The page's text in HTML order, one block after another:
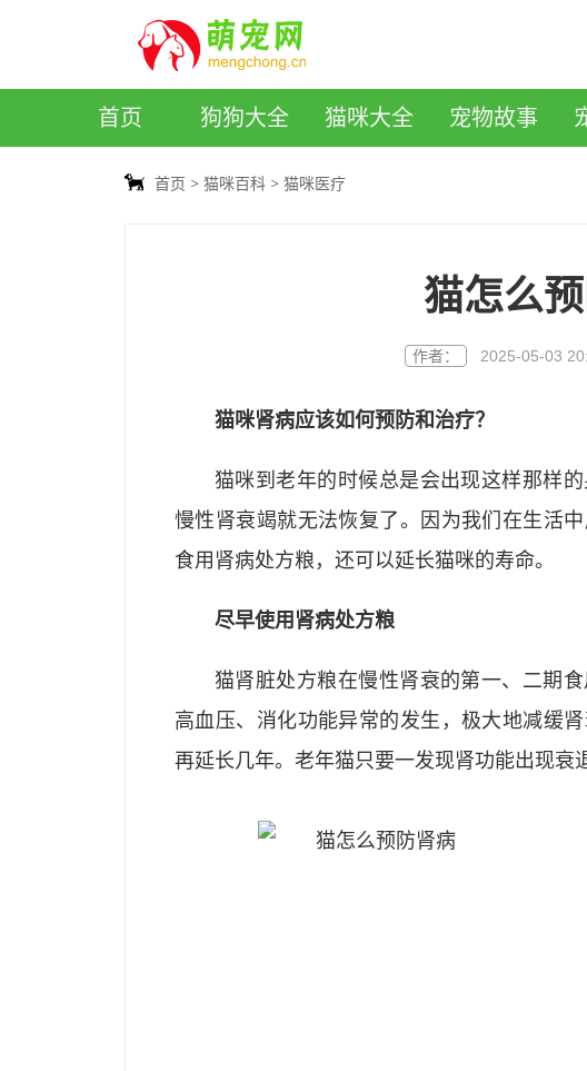
首页 狗狗大全 猫咪大全 宠物故事
首页 猫咪百科 猫咪医疗
猫怎么
作者： 2025-05-03
猫咪肾病应该如何预防和治疗？
猫咪到老年的时候总是会出现这样那样
慢性肾衰竭就无法恢复了。因为我们在生活
食用肾病处方粮，还可以延长猫咪的寿命。
尽早使用肾病处方粮
猫肾脏处方粮在慢性肾衰的第一、二期
高血压、消化功能异常的发生，极大地减缓
再延长几年。老年猫只要一发现肾功能出现衰